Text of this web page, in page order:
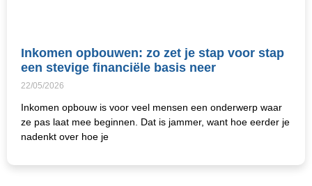
Inkomen opbouwen: zo zet je stap voor stap
een stevige financiële basis neer
22/05/2026
Inkomen opbouw is voor veel mensen een onderwerp waar
ze pas laat mee beginnen. Dat is jammer, want hoe eerder je
nadenkt over hoe je